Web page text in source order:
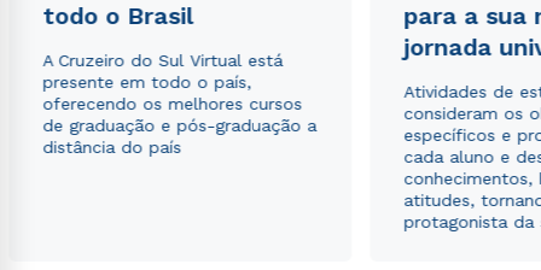
todo o Brasil
A Cruzeiro do Sul Virtual está
presente em todo o país,
oferecendo os melhores cursos
de graduação e pós-graduação a
distância do país
para a sua
jornada
Atividades de
consideram os
específicos e
cada aluno e
conhecimentos,
atitudes,
protagonista da